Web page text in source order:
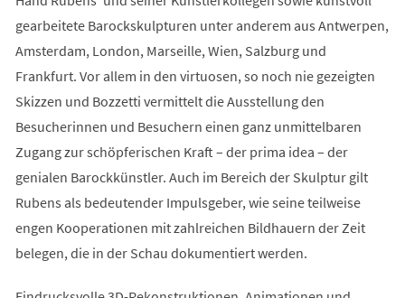
gearbeitete Barockskulpturen unter anderem aus Antwerpen,
Amsterdam, London, Marseille, Wien, Salzburg und
Frankfurt. Vor allem in den virtuosen, so noch nie gezeigten
Skizzen und Bozzetti vermittelt die Ausstellung den
Besucherinnen und Besuchern einen ganz unmittelbaren
Zugang zur schöpferischen Kraft – der prima idea – der
genialen Barockkünstler. Auch im Bereich der Skulptur gilt
Rubens als bedeutender Impulsgeber, wie seine teilweise
engen Kooperationen mit zahlreichen Bildhauern der Zeit
belegen, die in der Schau dokumentiert werden.